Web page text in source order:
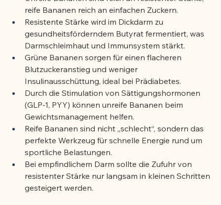
reife Bananen reich an einfachen Zuckern.
Resistente Stärke wird im Dickdarm zu
gesundheitsförderndem Butyrat fermentiert, was
Darmschleimhaut und Immunsystem stärkt.
Grüne Bananen sorgen für einen flacheren
Blutzuckeranstieg und weniger
Insulinausschüttung, ideal bei Prädiabetes.
Durch die Stimulation von Sättigungshormonen
(GLP-1, PYY) können unreife Bananen beim
Gewichtsmanagement helfen.
Reife Bananen sind nicht „schlecht“, sondern das
perfekte Werkzeug für schnelle Energie rund um
sportliche Belastungen.
Bei empfindlichem Darm sollte die Zufuhr von
resistenter Stärke nur langsam in kleinen Schritten
gesteigert werden.